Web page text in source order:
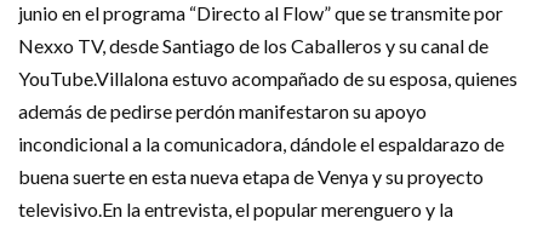
junio en el programa “Directo al Flow” que se transmite por
Nexxo TV, desde Santiago de los Caballeros y su canal de
YouTube.Villalona estuvo acompañado de su esposa, quienes
además de pedirse perdón manifestaron su apoyo
incondicional a la comunicadora, dándole el espaldarazo de
buena suerte en esta nueva etapa de Venya y su proyecto
televisivo.En la entrevista, el popular merenguero y la